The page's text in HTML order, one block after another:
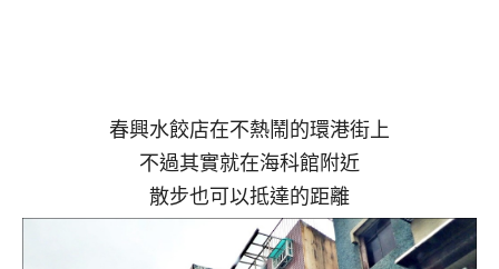
春興水餃店在不熱鬧的環港街上
不過其實就在海科館附近
散步也可以抵達的距離